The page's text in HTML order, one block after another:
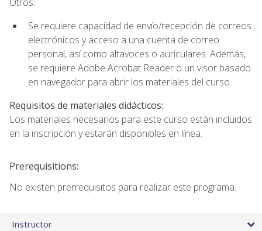
Se requiere capacidad de envío/recepción de correos
electrónicos y acceso a una cuenta de correo
personal, así como altavoces o auriculares. Además,
se requiere Adobe Acrobat Reader o un visor basado
en navegador para abrir los materiales del curso.
Requisitos de materiales didácticos:
Los materiales necesarios para este curso están incluidos
en la inscripción y estarán disponibles en línea.
Prerequisitions:
No existen prerrequisitos para realizar este programa.
Instructor